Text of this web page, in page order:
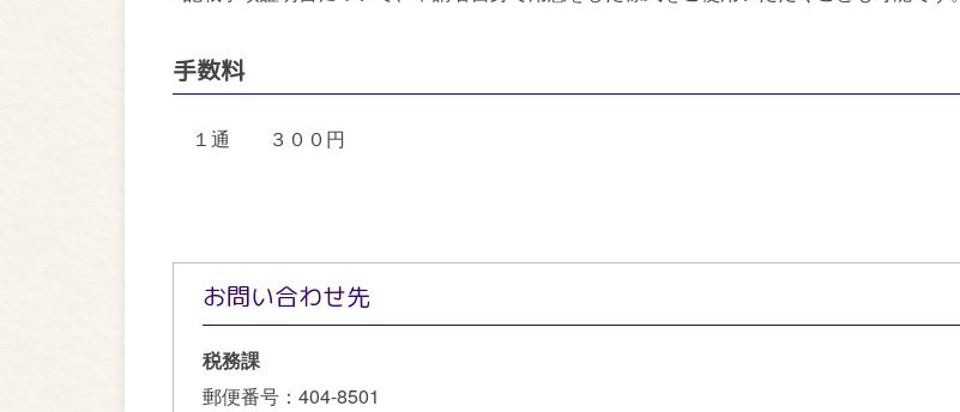
手数料
１通 ３００円
お問い合わせ先
税務課
郵便番号： 404-8501